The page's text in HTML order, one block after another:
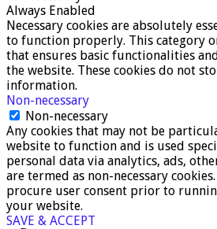
Always Enabled
Necessary cookies are absolutely
to function properly. This category
that ensures basic functionalities
the website. These cookies do not
information.
Non-necessary
Non-necessary
Any cookies that may not be
website to function and is used
personal data via analytics, ads,
are termed as non-necessary
procure user consent prior to
your website.
SAVE & ACCEPT